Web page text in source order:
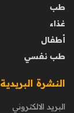
طب
غذاء
أطفال
طب نفسي
النشرة البريدية
البريد الالكتروني